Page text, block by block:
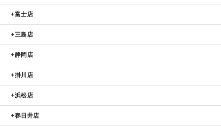
富士店
三島店
静岡店
掛川店
浜松店
春日井店